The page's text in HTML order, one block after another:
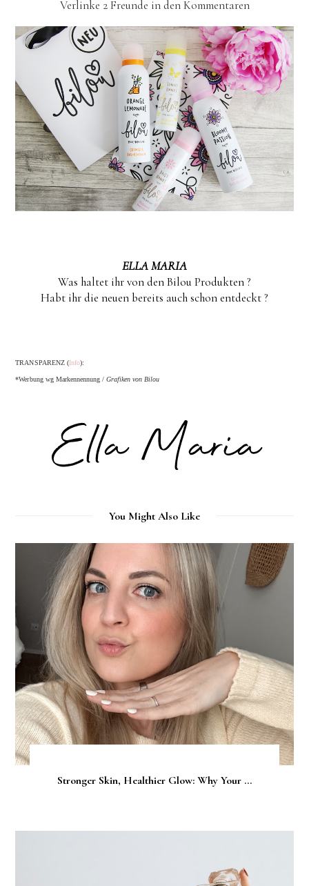
Verlinke 2 Freunde in den Kommentaren
ELLA MARIA
Was haltet ihr von den Bilou Produkten ?
Habt ihr die neuen bereits auch schon entdeckt ?
TRANSPARENZ (Info):
*Werbung wg Markennennung /Grafiken von Bilou
You Might Also Like
Stronger Skin, Healthier Glow: Why Your ...